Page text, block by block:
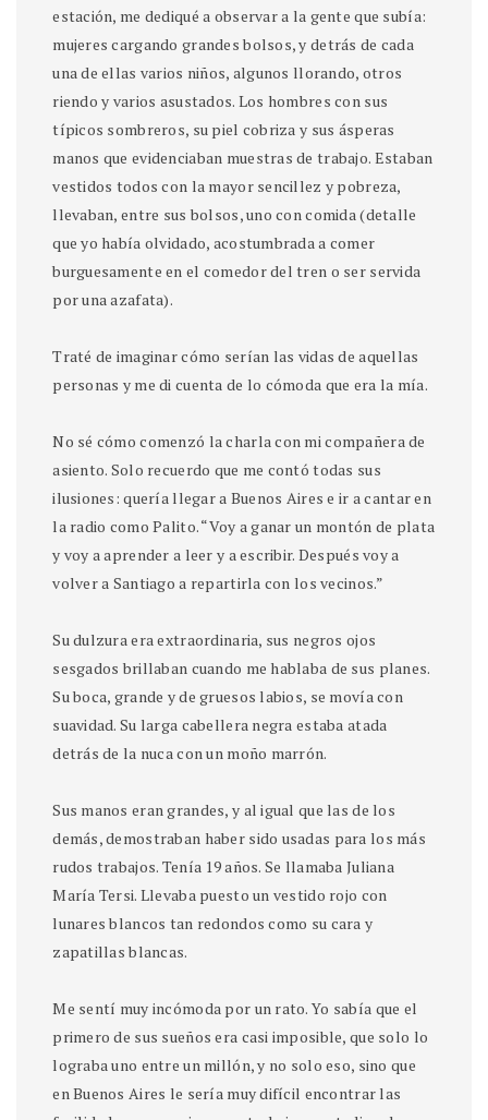
estación, me dediqué a observar a la gente que subía:
mujeres cargando grandes bolsos, y detrás de cada
una de ellas varios niños, algunos llorando, otros
riendo y varios asustados. Los hombres con sus
típicos sombreros, su piel cobriza y sus ásperas
manos que evidenciaban muestras de trabajo. Estaban
vestidos todos con la mayor sencillez y pobreza,
llevaban, entre sus bolsos, uno con comida (detalle
que yo había olvidado, acostumbrada a comer
burguesamente en el comedor del tren o ser servida
por una azafata).
Traté de imaginar cómo serían las vidas de aquellas
personas y me di cuenta de lo cómoda que era la mía.
No sé cómo comenzó la charla con mi compañera de
asiento. Solo recuerdo que me contó todas sus
ilusiones: quería llegar a Buenos Aires e ir a cantar en
la radio como Palito. “Voy a ganar un montón de plata
y voy a aprender a leer y a escribir. Después voy a
volver a Santiago a repartirla con los vecinos.”
Su dulzura era extraordinaria, sus negros ojos
sesgados brillaban cuando me hablaba de sus planes.
Su boca, grande y de gruesos labios, se movía con
suavidad. Su larga cabellera negra estaba atada
detrás de la nuca con un moño marrón.
Sus manos eran grandes, y al igual que las de los
demás, demostraban haber sido usadas para los más
rudos trabajos. Tenía 19 años. Se llamaba Juliana
María Tersi. Llevaba puesto un vestido rojo con
lunares blancos tan redondos como su cara y
zapatillas blancas.
Me sentí muy incómoda por un rato. Yo sabía que el
primero de sus sueños era casi imposible, que solo lo
lograba uno entre un millón, y no solo eso, sino que
en Buenos Aires le sería muy difícil encontrar las